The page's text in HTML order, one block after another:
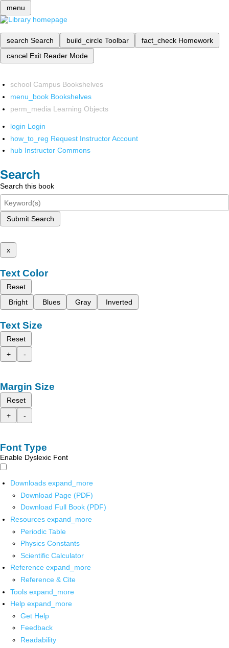
menu
search Search build_circle Toolbar fact_check Homework
cancel Exit Reader Mode
school Campus Bookshelves
menu_book Bookshelves
perm_media Learning Objects
login Login
how_to_reg Request Instructor Account
hub Instructor Commons
Search
Search this book
Submit Search
x
Text Color
Reset
Bright
Blues Gray Inverted
Text Size
Reset
+
-
Margin Size
Reset
+
-
Font Type
Enable Dyslexic Font
Downloads expand_more
Download Page (PDF)
Download Full Book (PDF)
Resources expand_more
Periodic Table
Physics Constants
Scientific Calculator
Reference expand_more
Reference & Cite
Tools expand_more
Help expand_more
Get Help
Feedback
Readability